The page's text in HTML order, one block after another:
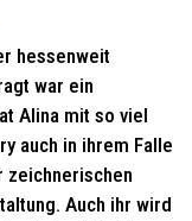
hessenweit
war ein
Alina mit so viel
auch in ihrem Falle
zeichnerischen
Auch ihr wird